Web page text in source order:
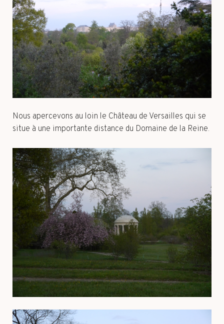
Nous apercevons au loin le Château de Versailles qui se
situe à une importante distance du Domaine de la Reine.